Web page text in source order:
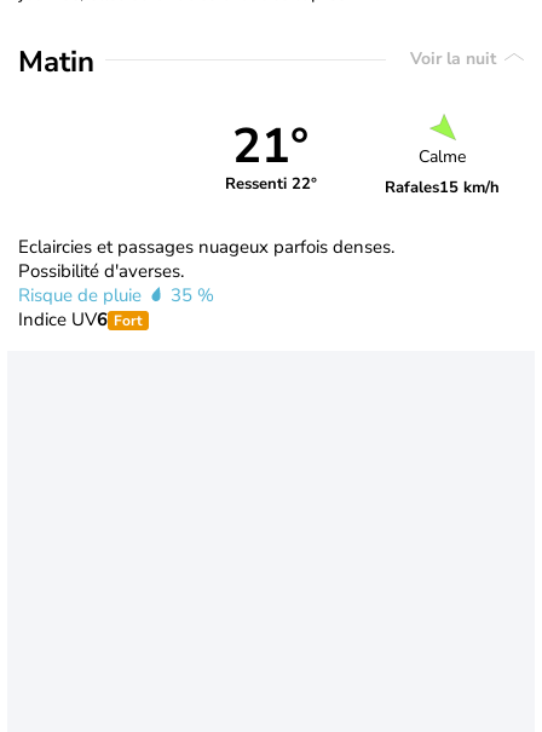
Matin Voir la nuit
21°
Ressenti 22°
Calme
Rafales15 km/h
Eclaircies et passages nuageux parfois denses.
Possibilité d'averses.
Risque de pluie
35 %
Indice UV6 Fort